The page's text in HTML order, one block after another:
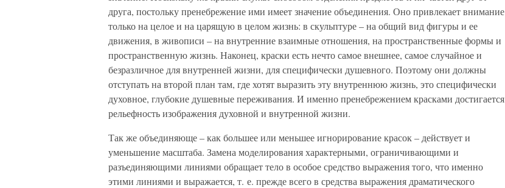
друга, постольку пренебрежение ими имеет значение объединения. Оно привлекает внимание
только на целое и на царящую в целом жизнь: в скульптуре – на общий вид фигуры и ее
движения, в живописи – на внутренние взаимные отношения, на пространственные формы и
пространственную жизнь. Наконец, краски есть нечто самое внешнее, самое случайное и
безразличное для внутренней жизни, для специфически душевного. Поэтому они должны
отступать на второй план там, где хотят выразить эту внутреннюю жизнь, это специфически
духовное, глубокие душевные переживания. И именно пренебрежением красками достигается
рельефность изображения духовной и внутренной жизни.
Так же объединяюще – как большее или меньшее игнорирование красок – действует и
уменьшение масштаба. Замена моделирования характерными, ограничивающими и
разъединяющими линиями обращает тело в особое средство выражения того, что именно
этими линиями и выражается, т. е. прежде всего в средства выражения драматического